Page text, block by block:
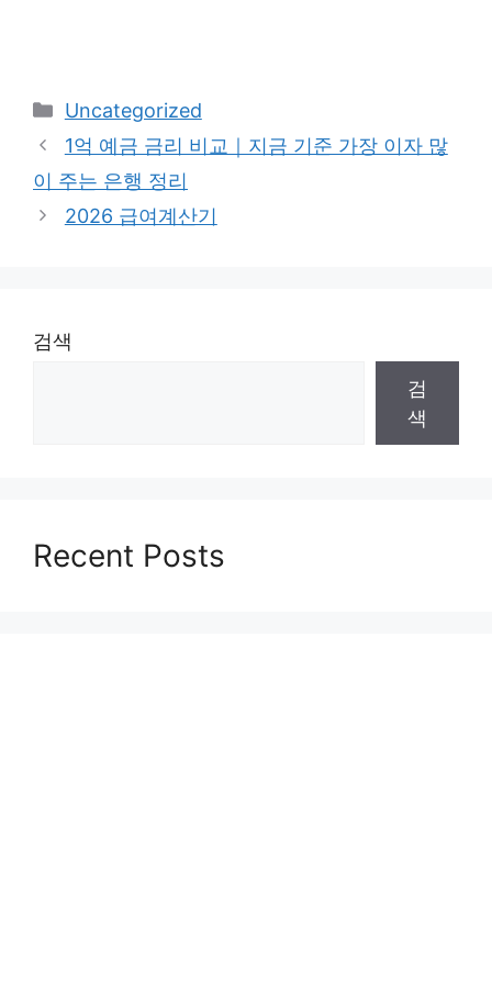
카
테
리
Uncategorized
1억 예금 금리 비교｜지금 기준 가장 이자 많
이 주는 은행 정리
2026 급여계산기
검색
검
색
Recent Posts